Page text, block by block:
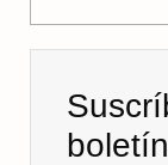
boletín